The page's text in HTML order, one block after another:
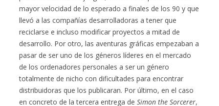
mayor velocidad de lo esperado a finales de los 90 y que
llevó a las compañías desarrolladoras a tener que
reciclarse e incluso modificar proyectos a mitad de
desarrollo. Por otro, las aventuras gráficas empezaban a
pasar de ser uno de los géneros líderes en el mercado
de los ordenadores personales a ser un género
totalmente de nicho con dificultades para encontrar
distribuidoras que los publicaran. Por último, en el caso
en concreto de la tercera entrega deSimon the Sorcerer,